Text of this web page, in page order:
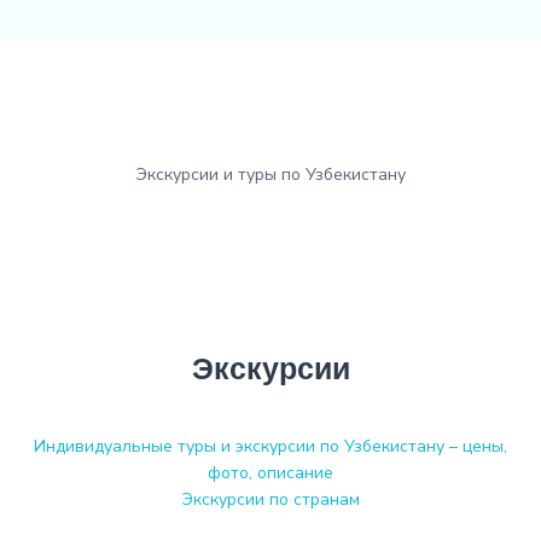
Экскурсии и туры по Узбекистану
Экскурсии
Индивидуальные туры и экскурсии по Узбекистану – цены,
фото, описание
Экскурсии по странам